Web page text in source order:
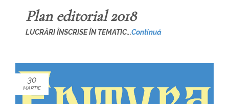
Plan editorial 2018
LUCRĂRI ÎNSCRISE ÎN TEMATIC...Continuă
30
MARTIE